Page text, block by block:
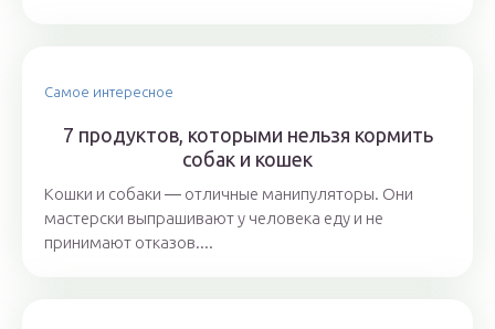
Самое интересное
7 продуктов, которыми нельзя кормить
собак и кошек
Кошки и собаки ― отличные манипуляторы. Они
мастерски выпрашивают у человека еду и не
принимают отказов....